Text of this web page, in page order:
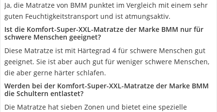
Ja, die Matratze von BMM punktet im Vergleich mit einem sehr
guten Feuchtigkeitstransport und ist atmungsaktiv.
Ist die Komfort-Super-XXL-Matratze der Marke BMM nur für
schwere Menschen geeignet?
Diese Matratze ist mit Härtegrad 4 für schwere Menschen gut
geeignet. Sie ist aber auch gut für weniger schwere Menschen,
die aber gerne härter schlafen.
Werden bei der Komfort-Super-XXL-Matratze der Marke BMM
die Schultern entlastet?
Die Matratze hat sieben Zonen und bietet eine spezielle